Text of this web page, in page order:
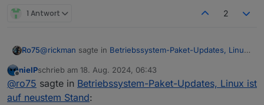
1 Antwort 2
Ro75@rickman sagte in Betriebssystem-Paket-Updates, Linux
Meine Meinung zu diesem "neuen Feature" ist in
dem Fall einfach nur: So wichtig wie ein Kropf und
Also, "abstellen" kann man das schon. Nur folgendes
Offline
nieIPschrieb am 18. Aug. 2024, 06:43
zuletzt editiert von
@ro75 sagte in Betriebssystem-Paket-Updates, Linux ist
auf neustem Stand: